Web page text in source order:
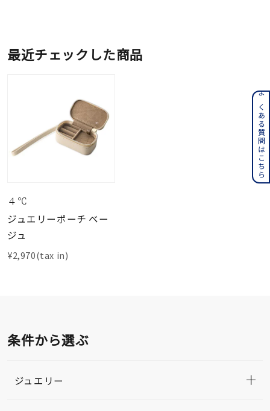
最近チェックした商品
４℃
ジュエリーポーチ ベー
ジュ
¥2,970(tax in)
条件から選ぶ
ジュエリー
よくある質問はこちら